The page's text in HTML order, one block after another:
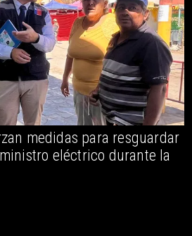
medidas para resguardar
eléctrico durante la